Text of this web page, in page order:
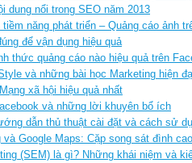
dung nổi trong SEO năm 2013
năng phát triển – Quảng cáo ảnh
để vận dụng hiệu quả
thức quảng cáo nào hiệu quả trên
và những bài học Marketing hiện
xã hội hiệu quả nhất
và những lời khuyên bổ ích
dẫn thủ thuật cài đặt và cách sử
Google Maps: Cặp song sát đình cao
(SEM) là gì? Những khái niệm và